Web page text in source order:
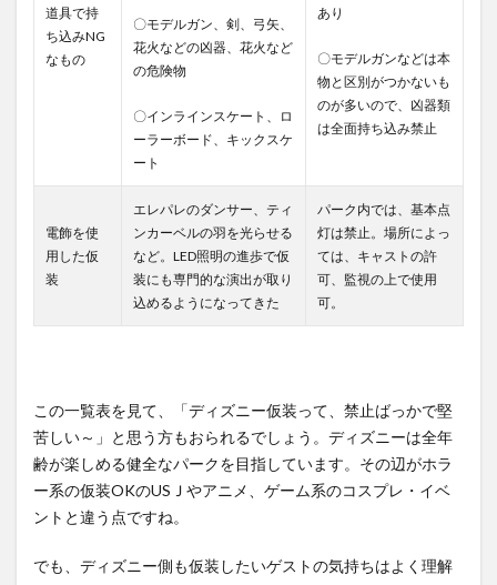
道具で持
ち込みNG
なもの
〇モデルガン、剣、弓矢、
花火などの凶器、花火など
の危険物
〇インラインスケート、ロ
ーラーボード、キックスケ
ート
あり
〇モデルガンなどは本
物と区別がつかないも
のが多いので、凶器類
は全面持ち込み禁止
電飾を使
用した仮
装
エレパレのダンサー、ティ
ンカーベルの羽を光らせる
など。LED照明の進歩で仮
装にも専門的な演出が取り
込めるようになってきた
パーク内では、基本点
灯は禁止。場所によっ
ては、キャストの許
可、監視の上で使用
可。
この一覧表を見て、「ディズニー仮装って、禁止ばっかで堅
苦しい～」と思う方もおられるでしょう。ディズニーは全年
齢が楽しめる健全なパークを目指しています。その辺がホラ
ー系の仮装OKのUSＪやアニメ、ゲーム系のコスプレ・イベ
ントと違う点ですね。
でも、ディズニー側も仮装したいゲストの気持ちはよく理解